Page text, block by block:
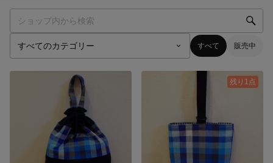
すべて 販売中
残り1点